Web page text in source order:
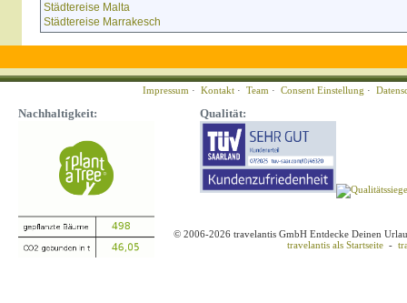
Städtereise Malta
Städtereise Marrakesch
Impressum · Kontakt · Team · Consent Einstellung ·
Nachhaltigkeit: Qualität:
© 2006-2026 travelantis GmbH Entdecke Deinen
travelantis als Startseite -